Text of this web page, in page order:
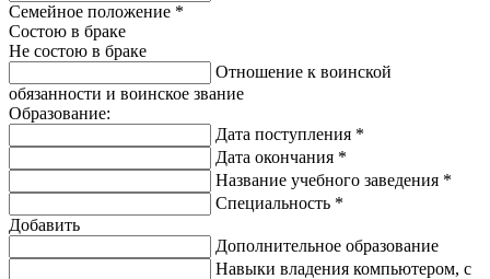
Семейное положение *
Состою в браке
Не состою в браке
Отношение к воинской
обязанности и воинское звание
Образование:
Дата поступления *
Дата окончания *
Название учебного заведения *
Специальность *
Добавить
Дополнительное образование
Навыки владения компьютером, с